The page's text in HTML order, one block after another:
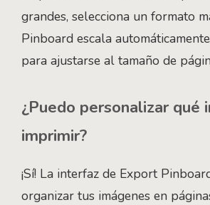
grandes, selecciona un formato
Pinboard escala
para ajustarse al tamaño de
¿Puedo personalizar qué
imprimir?
¡Sí! La interfaz de Export
organizar tus imágenes en